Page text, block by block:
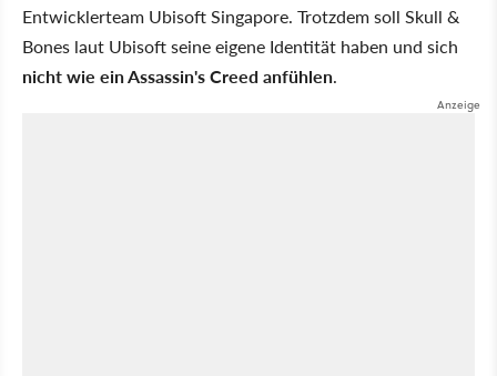
Entwicklerteam Ubisoft Singapore. Trotzdem soll Skull &
Bones laut Ubisoft seine eigene Identität haben und sich
nicht wie ein Assassin's Creed anfühlen.